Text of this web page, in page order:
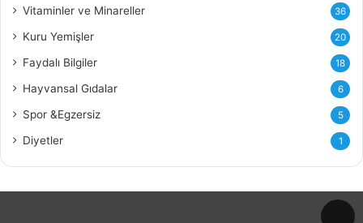
Vitaminler ve Minareller 36
Kuru Yemişler 20
Faydalı Bilgiler 18
Hayvansal Gıdalar 6
Spor &Egzersiz 5
Diyetler 1